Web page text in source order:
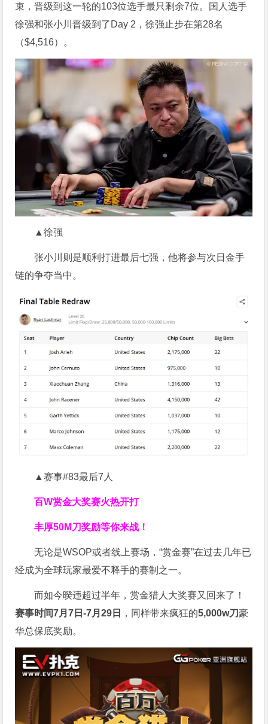
束，晋级到这一轮的103位选手最只剩余7位。国人选手
徐强和张小川晋级到了Day 2，徐强止步在第28名
（$4,516）。
▲徐强
张小川则是顺利打进最后七强，他将参与次日金手
链的争夺当中。
▲赛事#83最后7人
百W赏金大奖赛火热开打
丰厚50M刀奖励等你来战！
无论是WSOP或者线上赛场，“赏金赛”在过去几年已
经成为全球玩家最爱不释手的赛制之一。
而如今暌违超过半年，赏金猎人大奖赛又回来了！
赛事时间7月7日-7月29日
，同样带来疯狂的5,000w刀豪
华总保底奖励。